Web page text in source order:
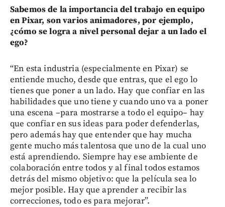
Sabemos de la importancia del trabajo en equipo
en Pixar, son varios animadores, por ejemplo,
¿cómo se logra a nivel personal dejar a un lado el
ego?
“En esta industria (especialmente en Pixar) se
entiende mucho, desde que entras, que el ego lo
tienes que poner a un lado. Hay que confiar en las
habilidades que uno tiene y cuando uno va a poner
una escena –para mostrarse a todo el equipo– hay
que confiar en sus ideas para poder defenderlas,
pero además hay que entender que hay mucha
gente mucho más talentosa que uno de la cual uno
está aprendiendo. Siempre hay ese ambiente de
colaboración entre todos y al final todos estamos
detrás del mismo objetivo: que la película sea lo
mejor posible. Hay que aprender a recibir las
correcciones, todo es para mejorar”.